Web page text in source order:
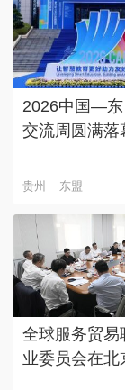
2026中国—
交流周圆满落
贵州 东盟
全球服务贸易
业委员会在北